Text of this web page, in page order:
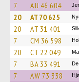
7 AU 46 604
20 AT 70 625
20 AT 31 401
7 CM 36 598
20 CT 22 049
7 BA 33 491
7 AW 73 338